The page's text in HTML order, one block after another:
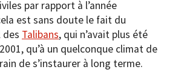
par rapport à l’année
est sans doute le fait du
Talibans, qui n’avait plus été
qu’à un quelconque climat de
de s’instaurer à long terme.